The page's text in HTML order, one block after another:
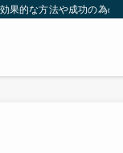
的な方法や成功の為